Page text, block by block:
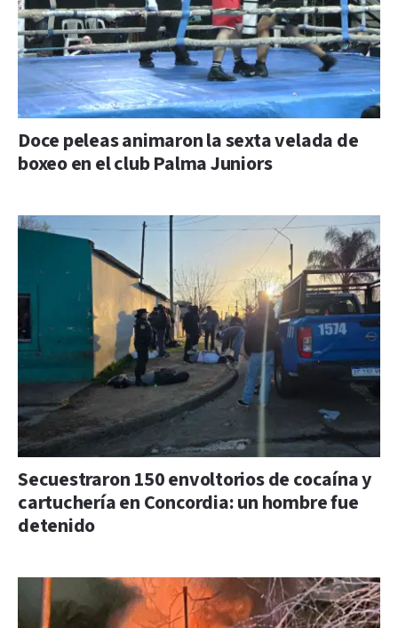
Doce peleas animaron la sexta velada de
boxeo en el club Palma Juniors
Secuestraron 150 envoltorios de cocaína y
cartuchería en Concordia: un hombre fue
detenido